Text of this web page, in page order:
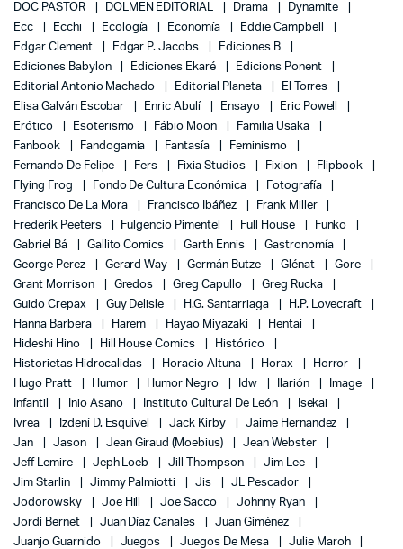
DOC PASTOR
DOLMEN EDITORIAL Drama
Dynamite
Ecc
Ecchi Ecología Economía
Eddie Campbell
Edgar Clement
Edgar P. Jacobs
Ediciones B
Ediciones Babylon
Ediciones Ekaré
Edicions Ponent
Editorial Antonio Machado
Editorial Planeta
El Torres
Elisa Galván Escobar
Enric Abulí Ensayo
Eric Powell
Erótico
Esoterismo Fábio Moon
Familia Usaka
Fanbook
Fandogamia Fantasía
Feminismo
Fernando De Felipe
Fers Fixia Studios Fixion
Flipbook
Flying Frog
Fondo De Cultura Económica
Fotografía
Francisco De La Mora
Francisco Ibáñez
Frank Miller
Frederik Peeters
Fulgencio Pimentel Full House
Funko
Gabriel Bá
Gallito Comics Garth Ennis
Gastronomía
George Perez
Gerard Way Germán Butze Glénat
Gore
Grant Morrison
Gredos Greg Capullo
Greg Rucka
Guido Crepax
Guy Delisle H.G. Santarriaga
H.P. Lovecraft
Hanna Barbera
Harem Hayao Miyazaki
Hentai
Hideshi Hino
Hill House Comics
Histórico
Historietas Hidrocalidas
Horacio Altuna Horax
Horror
Hugo Pratt
Humor Humor Negro Idw Ilarión
Image
Infantil
Inio Asano Instituto Cultural De León
Isekai
Ivrea
Izdení D. Esquivel Jack Kirby
Jaime Hernandez
Jan
Jason Jean Giraud (Moebius)
Jean Webster
Jeff Lemire
Jeph Loeb Jill Thompson
Jim Lee
Jim Starlin
Jimmy Palmiotti Jis
JL Pescador
Jodorowsky
Joe Hill Joe Sacco
Johnny Ryan
Jordi Bernet
Juan Díaz Canales
Juan Giménez
Juanjo Guarnido
Juegos Juegos De Mesa
Julie Maroh